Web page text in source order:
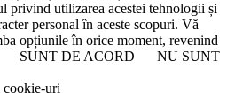
privind utilizarea acestei tehnologii și
personal în aceste scopuri. Vă
opțiunile în orice moment, revenind
SUNT DE ACORD
NU SUNT
cookie-uri